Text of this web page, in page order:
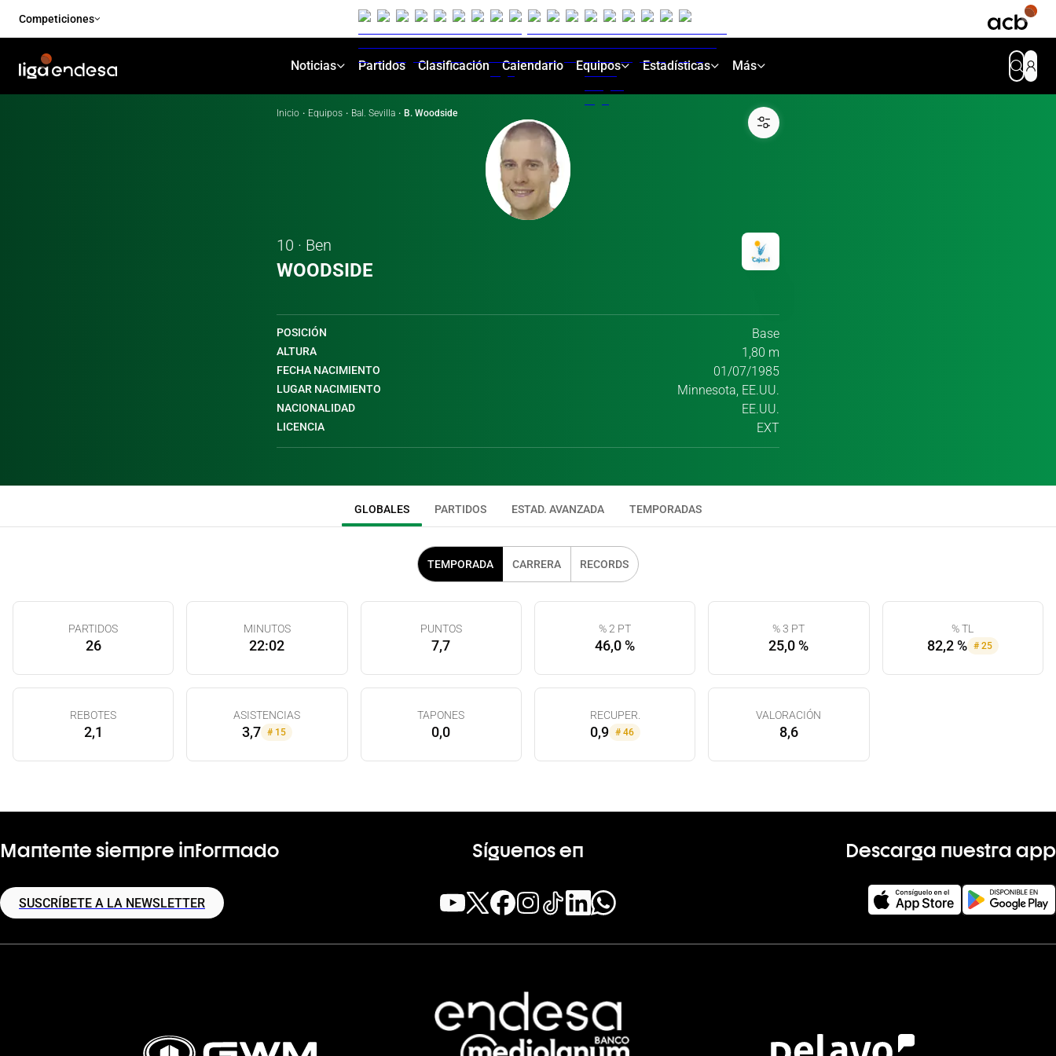
Competiciones
Noticias Partidos Clasificación Calendario Equipos Estadísticas Más
Inicio · Equipos · Bal. Sevilla · B. Woodside
10 · Ben
WOODSIDE
POSICIÓN Base
ALTURA 1,80 m
FECHA NACIMIENTO 01/07/1985
LUGAR NACIMIENTO Minnesota, EE.UU.
NACIONALIDAD EE.UU.
LICENCIA EXT
GLOBALES PARTIDOS ESTAD. AVANZADA TEMPORADAS
TEMPORADA CARRERA RECORDS
PARTIDOS
26
MINUTOS
22:02
PUNTOS
7,7
% 2 PT
46,0 %
% 3 PT
25,0 %
% TL
82,2 % # 25
REBOTES
2,1
ASISTENCIAS
3,7 # 15
TAPONES
0,0
RECUPER.
0,9 # 46
VALORACIÓN
8,6
Mantente siempre informado
SUSCRÍBETE A LA NEWSLETTER
Síguenos en Descarga nuestra app